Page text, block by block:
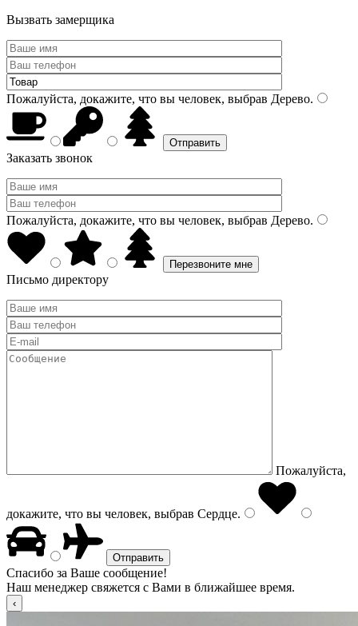
Вызвать замерщика
Пожалуйста, докажите, что вы человек, выбрав Дерево.
Заказать звонок
Пожалуйста, докажите, что вы человек, выбрав Дерево.
Письмо директору
Пожалуйста,
докажите, что вы человек, выбрав Сердце.
Спасибо за Ваше сообщение!
Наш менеджер свяжется с Вами в ближайшее время.